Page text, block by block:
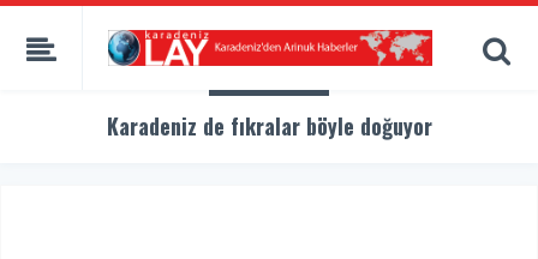
Karadeniz de fıkralar böyle doğuyor